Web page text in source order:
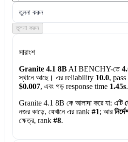
তুলনা করুন
তুলনা করুন
সারাংশ
Granite 4.1 8BAI BENCHY-তে
স্থানে আছে। এর reliability 10.0, pass
$0.007, এবং গড় response time 1.45s.
Granite 4.1 8B কে আলাদা করে যা: এটি
নজর কাড়ে, যেখানে এর rank #1; আর
ক্ষেত্র, rank #8.